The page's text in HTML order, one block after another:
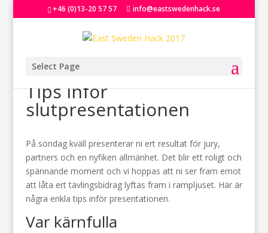
+46 (0)13-20 57 57 info@eastswedenhack.se
Select Page
Tips inför
slutpresentationen
På söndag kväll presenterar ni ert resultat för jury,
partners och en nyfiken allmänhet. Det blir ett roligt och
spännande moment och vi hoppas att ni ser fram emot
att låta ert tävlingsbidrag lyftas fram i rampljuset. Här är
några enkla tips inför presentationen.
Var kärnfulla